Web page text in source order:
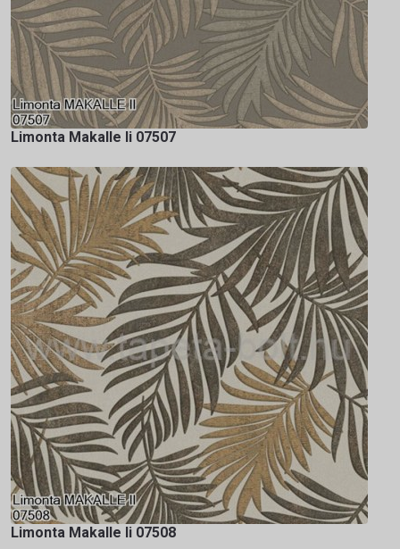
Limonta Makalle Ii 07507
Limonta Makalle Ii 07508